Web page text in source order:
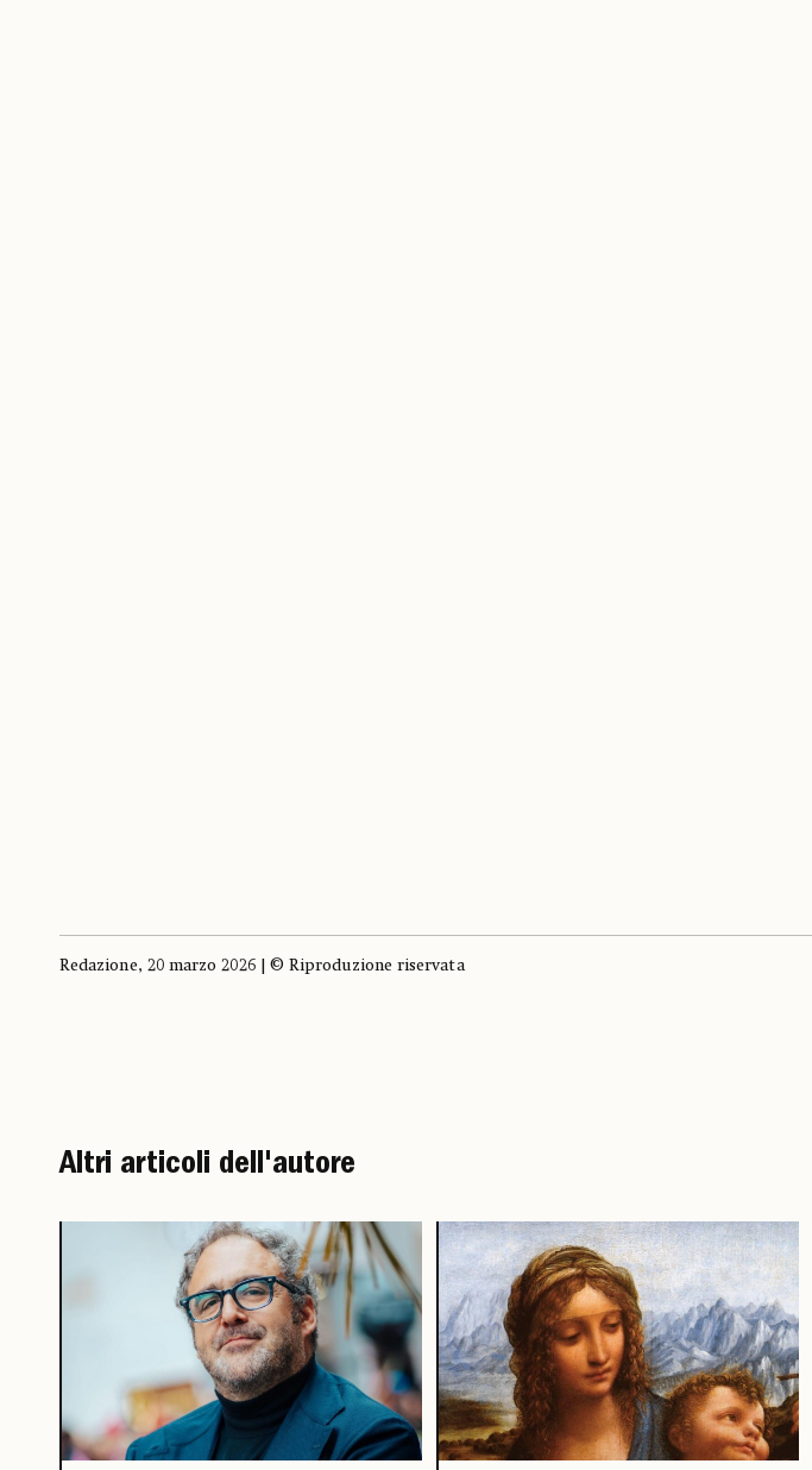
Redazione, 20 marzo 2026 | © Riproduzione riservata
Altri articoli dell'autore